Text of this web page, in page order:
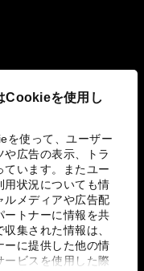
Cookieを使用し
を使って、ユーザー
広告の表示、トラ
ています。またユー
用状況についても情
ルメディアや広告配
ートナーに情報を共
集された情報は、
ーに提供した他の情
ビスを使用した際